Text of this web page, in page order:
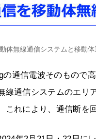
体無線通信システムと移動
の通信電波そのもので
線通信システムのエリ
これにより、通信断を